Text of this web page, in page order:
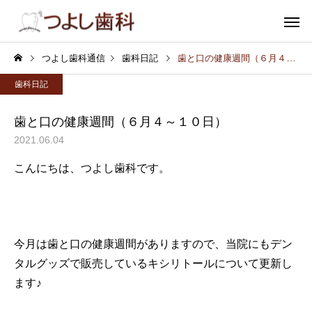
むし歯
審美歯科 ホワイトニ
つよし歯科通信 歯科日記 歯と口の健康週間（６月４～１０日）
歯科日記
歯と口の健康週間（６月４～１０日）
2021.06.04
こんにちは、つよし歯科です。
今月は歯と口の健康週間がありますので、当院にもデン
タルグッズで販売しているキシリトールについて更新し
ます♪